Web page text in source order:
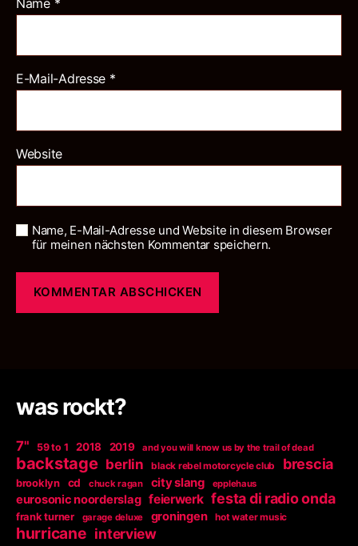
E-Mail-Adresse *
Website
Name, E-Mail-Adresse und Website in diesem Browser
für meinen nächsten Kommentar speichern.
was rockt?
7" 59 to 1 2018 2019 and you will know us by the trail of dead
backstage berlin black rebel motorcycle club brescia
brooklyn cd chuck ragan city slang epplehaus
eurosonic noorderslag feierwerk festa di radio onda
frank turner garage deluxe groningen hot water music
hurricane interview